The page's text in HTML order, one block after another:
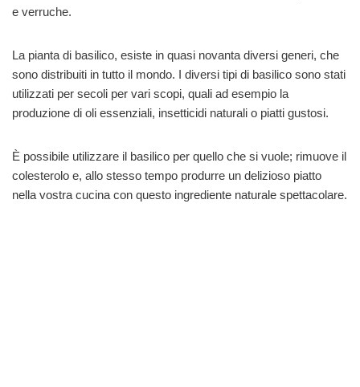
e verruche.
La pianta di basilico, esiste in quasi novanta diversi generi, che
sono distribuiti in tutto il mondo. I diversi tipi di basilico sono stati
utilizzati per secoli per vari scopi, quali ad esempio la
produzione di oli essenziali, insetticidi naturali o piatti gustosi.
È possibile utilizzare il basilico per quello che si vuole; rimuove il
colesterolo e, allo stesso tempo produrre un delizioso piatto
nella vostra cucina con questo ingrediente naturale spettacolare.